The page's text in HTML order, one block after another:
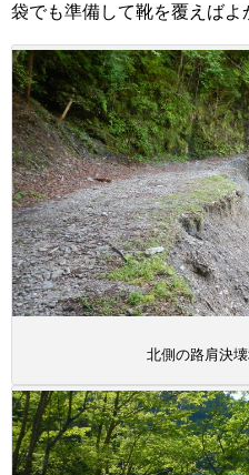
袋でも準備して靴を覆えばよ
北側の路肩決